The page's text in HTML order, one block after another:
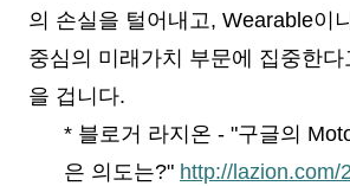
의 손실을 털어내고, Wearable이
중심의 미래가치 부문에 집중한다
을 겁니다.
* 블로거 라지온 - "구글의
은 의도는?" http://lazion.com/